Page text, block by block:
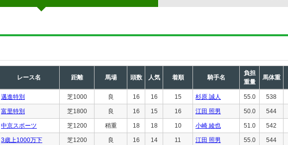
レース名 距離 馬場 頭数 人気 着順 騎手名
負担
重量
馬体重
邁進特別 芝1000 良 16 16 15 杉原 誠人 55.0 538
富里特別 芝1800 良 16 15 16 江田 照男 50.0 544
中京スポーツ 芝1200 稍重 18 18 10 小崎 綾也 51.0 542
3歳上1000万下 芝1200 良 16 14 11 江田 照男 55.0 544